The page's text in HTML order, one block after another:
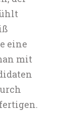
eine
mit